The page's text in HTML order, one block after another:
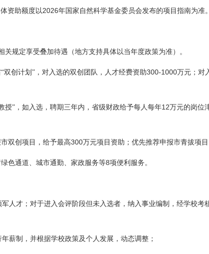
资助额度以 2026年国家自然科学基金委员会发布的项目指南为准。
规定享受叠加待遇（地方支持具体以当年度政策为准）。
双创计划”，对入选的双创团队，人才经费资助300-1000万元；对
授”，如入选，聘期三年内，省级财政给予每人每年12万元的岗位
双创项目，给予最高300万元项目资助；优先推荐申报市青拔项
色通道、城市通勤、家政服务等8项便利服务。
人才；对于进入会评阶段但未入选者，纳入事业编制，经学校考
薪制，并根据学校政策及个人发展，动态调整；